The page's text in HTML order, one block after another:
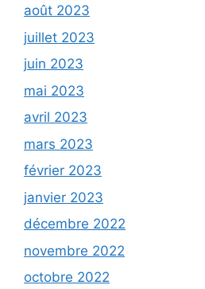
août 2023
juillet 2023
juin 2023
mai 2023
avril 2023
mars 2023
février 2023
janvier 2023
décembre 2022
novembre 2022
octobre 2022